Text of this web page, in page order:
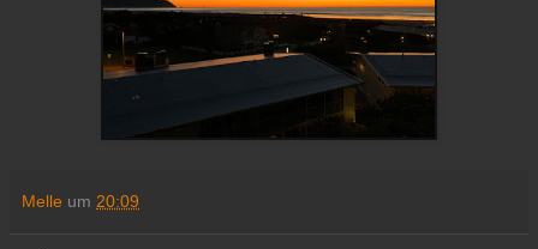
Melle um 20:09